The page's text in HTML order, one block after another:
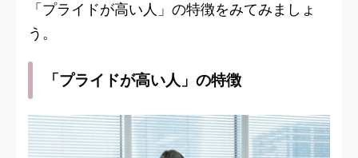
「プライドが高い人」の特徴をみてみましょ
う。
「プライドが高い人」の特徴